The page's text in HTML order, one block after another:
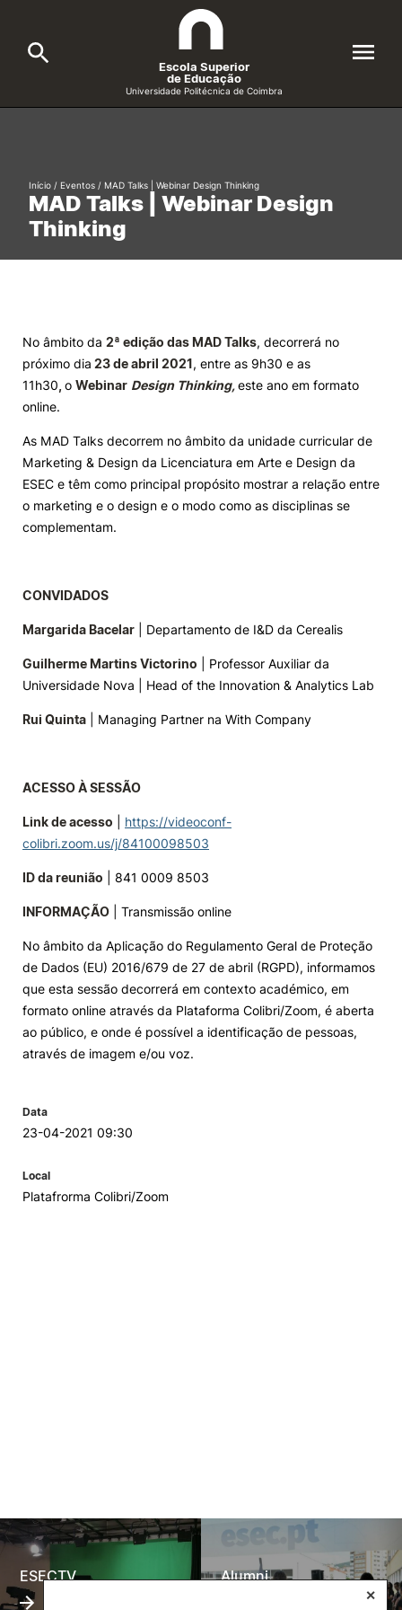
✕
Cursos
Candidatos
Investigação e Projetos
Alunos
Knowledge Factory
Candidaturas
Elogio / Sugestão / Reclamação
©2026 Instituto Politécnico de Coimbra. Todos os direitos reservados.
Escola Superior
de Educação
Universidade Politécnica de Coimbra
Formative Offer General
MAD Talks | Webinar Design
Thinking
Início / Eventos / MAD Talks | Webinar Design Thinking
No âmbito da 2ª edição das MAD Talks, decorrerá no
próximo dia 23 de abril 2021, entre as 9h30 e as
11h30 o Webinar Design Thinking,este ano em formato
online.
As MAD Talks decorrem no âmbito da unidade curricular de
Marketing & Design da Licenciatura em Arte e Design da
ESEC e têm como principal propósito mostrar a relação entre
o marketing e o design e o modo como as disciplinas se
complementam.
CONVIDADOS
Margarida Bacelar | Departamento de I&D da Cerealis
Guilherme Martins Victorino | Professor Auxiliar da
Universidade Nova | Head of the Innovation & Analytics Lab
Rui Quinta | Managing Partner na With Company
ACESSO À SESSÃO
Link de acesso
https://videoconf-
colibri.zoom.us/j/84100098503
ID da reunião | 841 0009 8503
INFORMAÇÃO | Transmissão online
No âmbito da Aplicação do Regulamento Geral de Proteção
de Dados (EU) 2016/679 de 27 de abril (RGPD), informamos
que esta sessão decorrerá em contexto académico, em
formato online através da Plataforma Colibri/Zoom, é aberta
ao público, e onde é possível a identificação de pessoas,
através de imagem e/ou voz.
Data
23-04-2021 09:30
Local
Platafrorma Colibri/Zoom
ESECTV Alumni